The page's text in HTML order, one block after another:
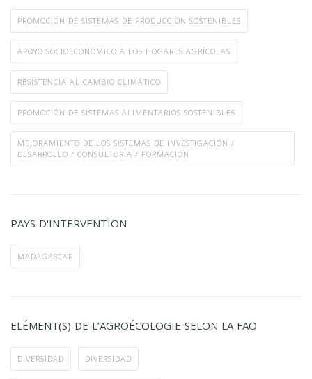
PROMOCIÓN DE SISTEMAS DE PRODUCCIÓN SOSTENIBLES
APOYO SOCIOECONÓMICO A LOS HOGARES AGRÍCOLAS
RESISTENCIA AL CAMBIO CLIMÁTICO
PROMOCIÓN DE SISTEMAS ALIMENTARIOS SOSTENIBLES
MEJORAMIENTO DE LOS SISTEMAS DE INVESTIGACIÓN /
DESARROLLO / CONSULTORÍA / FORMACIÓN
PAYS D'INTERVENTION
MADAGASCAR
ELÉMENT(S) DE L’AGROÉCOLOGIE SELON LA FAO
DIVERSIDAD DIVERSIDAD